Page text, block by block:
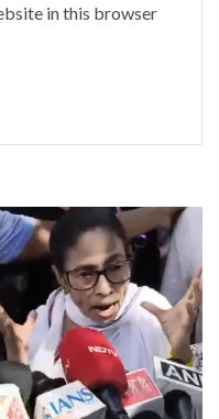
in this browser